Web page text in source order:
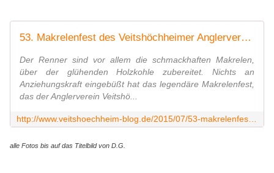
53. Makrelenfest des Veitshöchheimer Anglervereins - Nach wie vor ein Besuchermagnet - Veitshöchheim News
Der Renner sind vor allem die schmackhaften Makrelen,
über der glühenden Holzkohle zubereitet. Nichts an
Anziehungskraft eingebüßt hat das legendäre Makrelenfest,
das der Anglerverein Veitshö...
alle Fotos bis auf das Titelbild von D.G.